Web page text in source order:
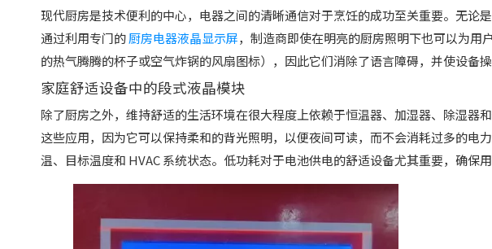
现代厨房是技术便利的中心，电器之间的清晰通信对于烹饪的成功至关重要。无论
通过利用专门的厨房电器液晶显示屏，制造商即使在明亮的厨房照明下也可以为用
的热气腾腾的杯子或空气炸锅的风扇图标），因此它们消除了语言障碍，并使设备操
家庭舒适设备中的段式液晶模块
除了厨房之外，维持舒适的生活环境在很大程度上依赖于恒温器、加湿器、除湿
这些应用，因为它可以保持柔和的背光照明，以便夜间可读，而不会消耗过多的
温、目标温度和 HVAC 系统状态。低功耗对于电池供电的舒适设备尤其重要，确保